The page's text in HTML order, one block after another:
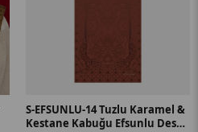
S-EFSUNLU-14 Tuzlu Karamel &
Kestane Kabuğu Efsunlu Desen